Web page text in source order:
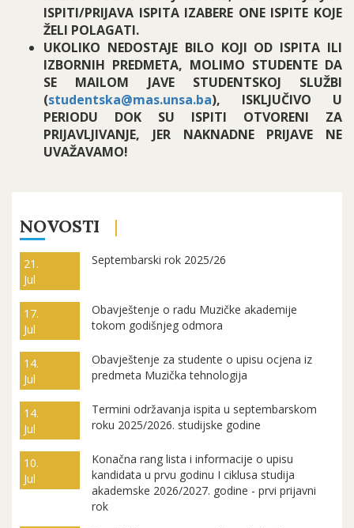
ISPITI/PRIJAVA ISPITA IZABERE ONE ISPITE KOJE
ŽELI POLAGATI.
UKOLIKO NEDOSTAJE BILO KOJI OD ISPITA ILI
IZBORNIH PREDMETA, MOLIMO STUDENTE DA
SE MAILOM JAVE STUDENTSKOJ SLUŽBI
(studentska@mas.unsa.ba), ISKLJUČIVO U
PERIODU DOK SU ISPITI OTVORENI ZA
PRIJAVLJIVANJE, JER NAKNADNE PRIJAVE NE
UVAŽAVAMO!
NOVOSTI
21.
Jul
Septembarski rok 2025/26
17.
Jul
Obavještenje o radu Muzičke akademije
tokom godišnjeg odmora
14.
Jul
Obavještenje za studente o upisu ocjena iz
predmeta Muzička tehnologija
14.
Jul
Termini održavanja ispita u septembarskom
roku 2025/2026. studijske godine
10.
Jul
Konačna rang lista i informacije o upisu
kandidata u prvu godinu I ciklusa studija
akademske 2026/2027. godine - prvi prijavni
rok